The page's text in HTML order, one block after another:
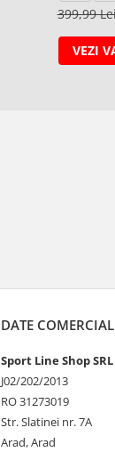
399,99
VEZI
DATE
Sport Line Shop SRL
J02/202/2013
RO 31273019
Str. Slatinei nr. 7A
Arad, Arad